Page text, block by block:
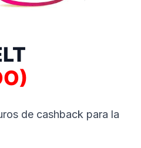
de cashback para la